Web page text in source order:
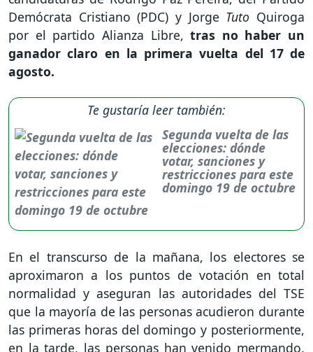
Demócrata Cristiano (PDC) y Jorge Tuto Quiroga
por el partido Alianza Libre, tras no haber un
ganador claro en la primera vuelta del 17 de
agosto.
Te gustaría leer también:
Segunda vuelta de las
elecciones: dónde
votar, sanciones y
restricciones para este
domingo 19 de octubre
En el transcurso de la mañana, los electores se
aproximaron a los puntos de votación en total
normalidad y aseguran las autoridades del TSE
que la mayoría de las personas acudieron durante
las primeras horas del domingo y posteriormente,
en la tarde, las personas han venido mermando.